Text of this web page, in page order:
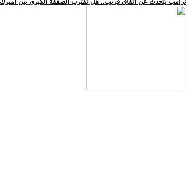
.. ترامب يتحدث عن اتفاق قريب.. هل تقترب الصفقة الكبرى بين أميرك